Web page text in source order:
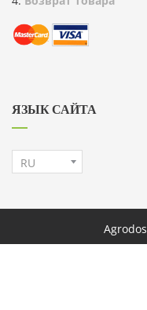
ЯЗЫК САЙТА